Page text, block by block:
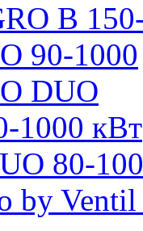
B
90-1000
DUO
1000 кВт
80-
by